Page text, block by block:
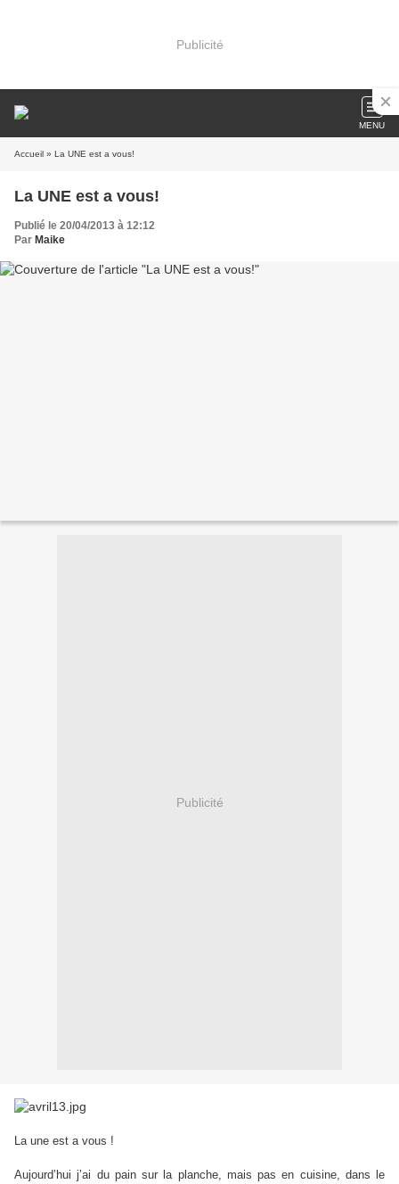
Publicité
MENU
Accueil » La UNE est a vous!
La UNE est a vous!
Publié le 20/04/2013 à 12:12
Par Maike
Publicité
La une est a vous !
Aujourd’hui j’ai du pain sur la planche, mais pas en cuisine, dans le